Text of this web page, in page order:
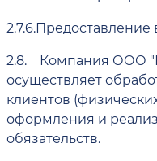
2.7.6.
2.8.
Компания ООО
осуществляет
клиентов
оформления и
обязательств.